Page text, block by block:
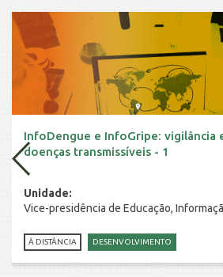
InfoDengue e InfoGripe: vigilância
doenças transmissíveis - 1
Unidade:
Vice-presidência de Educação,
À DISTÂNCIA DESENVOLVIMENTO